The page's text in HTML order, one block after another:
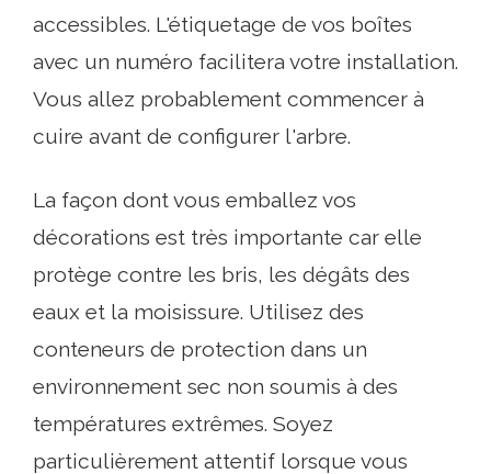
accessibles. L'étiquetage de vos boîtes
avec un numéro facilitera votre installation.
Vous allez probablement commencer à
cuire avant de configurer l'arbre.
La façon dont vous emballez vos
décorations est très importante car elle
protège contre les bris, les dégâts des
eaux et la moisissure. Utilisez des
conteneurs de protection dans un
environnement sec non soumis à des
températures extrêmes. Soyez
particulièrement attentif lorsque vous